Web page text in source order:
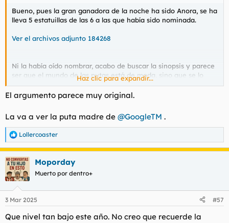
Bueno, pues la gran ganadora de la noche ha sido Anora, se ha
lleva 5 estatuillas de las 6 a las que había sido nominada.
Ver el archivos adjunto 184268
Ni la había oído nombrar, acabo de buscar la sinopsis y parece
ser que el mundo de las putas está de moda, sino que se lo
digan al Comando Levante.
Parece ser que es como Pretty Woman pero al mundo de hoy.
Haz clic para expandir...
El argumento parece muy original.
La va a ver la puta madre de @GoogleTM .
R
e
a
c
c
i
e
:
Lollercoaster
Moporday
Muerto por dentro+
3 Mar 2025 #57
Que nivel tan bajo este año. No creo que recuerde la